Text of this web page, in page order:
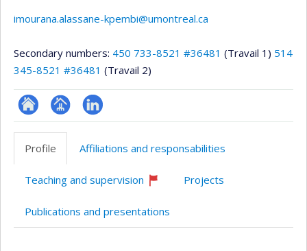
imourana.alassane-kpembi@umontreal.ca
Secondary numbers: 450 733-8521 #36481 (Travail 1) 514
345-8521 #36481 (Travail 2)
ResearchGate
Page
(faculté,département,école)
LinkedIn
Profile
Affiliations and responsabilities
Teaching and supervision
recruiting
Projects
Publications and presentations